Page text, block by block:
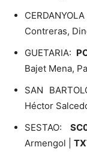
Contreras,
GUETARIA:
Bajet Mena,
SAN
Héctor
SESTAO:
Armengol |